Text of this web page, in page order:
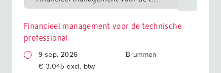
Financieel management voor de technische
professional
9 sep. 2026
Brummen
€ 3.045 excl. btw